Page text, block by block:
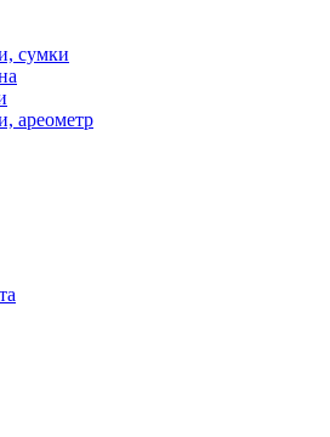
сумки
ареометр